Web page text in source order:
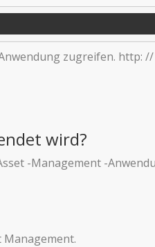
zugreifen. http:
wird?
-Management -
Management.